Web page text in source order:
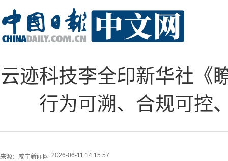
云迹科技李全印新华社《
行为可溯、合规可控
来源： 咸宁新闻网 2026-06-11 14:15:57